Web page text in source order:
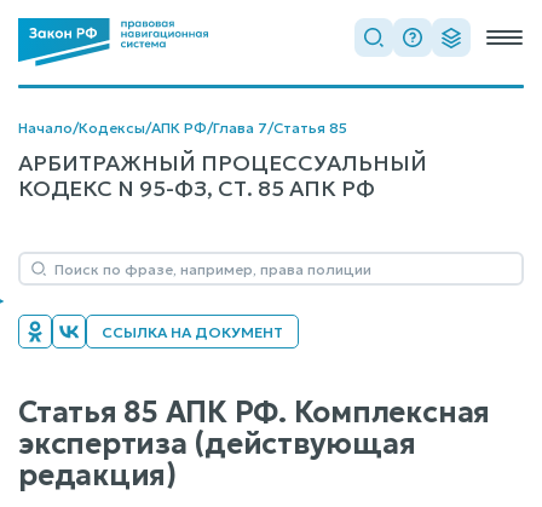
Начало/Кодексы/АПК РФ/Глава 7/Статья 85
АРБИТРАЖНЫЙ ПРОЦЕССУАЛЬНЫЙ
КОДЕКС N 95-ФЗ, СТ. 85 АПК РФ
ССЫЛКА НА ДОКУМЕНТ
Статья 85 АПК РФ. Комплексная
экспертиза (действующая
редакция)